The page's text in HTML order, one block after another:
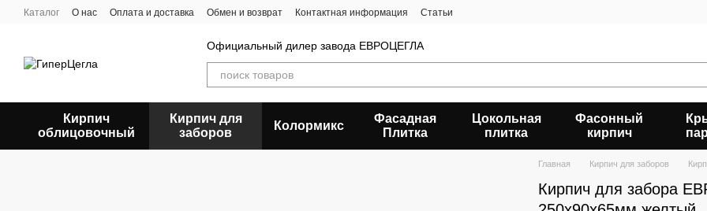
Перейти к основному контенту
Каталог О нас Оплата и доставка Обмен и возврат Контактная информация Статьи
Официальный дилер завода ЕВРОЦЕГЛА
Кирпич
облицовочный
Кирпич для
заборов
Колормикс
Фасадная
Плитка
Цокольная
плитка
Фасонный
кирпич
Главная Кирпич для заборов
Кирпич для забора